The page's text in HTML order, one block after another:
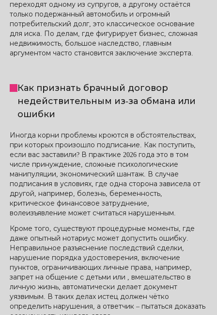
переходят одному из супругов, а другому остаётся
только подержанный автомобиль и огромный
потребительский долг, это классическое основание
для иска. По делам, где фигурирует бизнес, сложная
недвижимость, большое наследство, главным
аргументом часто становится заключение эксперта.
Как признать брачный договор
недействительным из-за обмана или
ошибки
Иногда корни проблемы кроются в обстоятельствах,
при которых произошло подписание. Как поступить,
если вас заставили? В практике 2026 года это в том
числе принуждение, сложные психологические
манипуляции, экономический шантаж. В случае
подписания в условиях, где одна сторона зависела от
другой, например, болезнь, беременность,
критическое финансовое затруднение,
волеизъявление может считаться нарушенным.
Кроме того, существуют процедурные моменты, где
даже опытный нотариус может допустить ошибку.
Неправильное разъяснение последствий сделки,
нарушение порядка удостоверения, включение
пунктов, ограничивающих личные права, например,
запрет на общение с детьми или , вмешательство в
личную жизнь, автоматически делает документ
уязвимым. В таких делах истец должен чётко
определить нарушения, а ответчик – пытаться доказать